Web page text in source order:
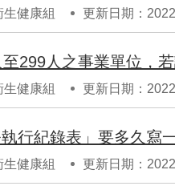
健康組 更新日期：
健康組 更新日期：
執行紀錄表」要多久寫
健康組 更新日期：